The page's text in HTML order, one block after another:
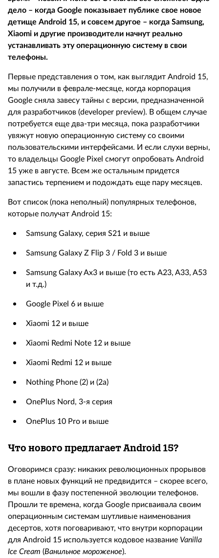
дело – когда Google показывает публике свое новое
детище Android 15, и совсем другое – когда Samsung,
Xiaomi и другие производители начнут реально
устанавливать эту операционную систему в свои
телефоны.
Первые представления о том, как выглядит Android 15,
мы получили в феврале-месяце, когда корпорация
Google сняла завесу тайны с версии, предназначенной
для разработчиков (developer preview). В общем случае
потребуется еще два-три месяца, пока разработчики
увяжут новую операционную систему со своими
пользовательскими интерфейсами. И если слухи верны,
то владельцы Google Pixel смогут опробовать Android
15 уже в августе. Всем же остальным придется
запастись терпением и подождать еще пару месяцев.
Вот список (пока неполный) популярных телефонов,
которые получат Android 15:
Samsung Galaxy, серия S21 и выше
Samsung Galaxy Z Flip 3 / Fold 3 и выше
Samsung Galaxy Ax3 и выше (то есть A23, A33, A53
и т.д.)
Google Pixel 6 и выше
Xiaomi 12 и выше
Xiaomi Redmi Note 12 и выше
Xiaomi Redmi 12 и выше
Nothing Phone (2) и (2a)
OnePlus Nord, 3-я серия
OnePlus 10 Pro и выше
Что нового предлагаетAndroid 15?
Оговоримся сразу: никаких революционных прорывов
в плане новых функций не предвидится – скорее всего,
мы вошли в фазу постепенной эволюции телефонов.
Прошли те времена, когда Google присваивала своим
операционным системам шутливые наименования
десертов, хотя поговаривают, что внутри корпорации
для Android 15 используется кодовое название Vanilla
Ice Cream (Ванильное мороженое).